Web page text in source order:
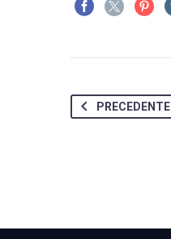
PRECEDENTE